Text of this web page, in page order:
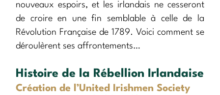
nouveaux espoirs, et les irlandais ne cesseront
de croire en une fin semblable à celle de la
Révolution Française de 1789. Voici comment se
déroulèrent ses affrontements…
Histoire de la Rébellion Irlandaise
Création de l’United Irishmen Society